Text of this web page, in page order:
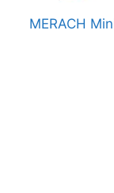
MERACH